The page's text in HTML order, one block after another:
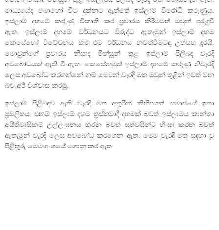
මාධ්‍යයේද බොහෝ විට දක්නට ඇත්තේ ඉස්ලාම් විරෝධී කරුණුය.
ඉස්ලාම් දහමේ කරුණු විකෘති කර ප්‍රචාරය කිරීමටත් ඔවුන් පුරුදුවී
ඇත. ඉස්ලාම් දහමේ වර්ධනයට විරුද්ධ ඇතැමුන් ඉස්ලාම් දහම
කෙසේහෝ විවේචනය කර එම වර්ධනය නවත්වීමටද උත්සහ දරයි.
මොවුන්ගේ ප්‍රචාරය නිසාද මින්සුන් තුළ ඉස්ලාම් පිලිබඳ වැරදි
අවබෝධයක් ඇති වී ඇත. කෙසේනමුත් ඉස්ලාම් දහමේ කරුණු නිවැරදි
ලෙස අවබෝධ කරගන්නේ නම් මෙවන් වැරදි මත ඔවුන් තුළින් ඉවත් වන
බව අපි විශ්වාස කරමු.
ඉස්ලාම් පිළිබඳව ඇති වැරදි මත අතුරින් කිහිපයක් සමාජයේ ඉතා
ප්‍රචලිතය. එනම් ඉස්ලාම් දහම ත්‍රස්තවාදී දහමක් බවත් ඉස්ලාමය කාන්තා
අයිතිවාසිකම් උල්ලංඝනය කරන බවත් සත්වයින්ට හිංසා කරන බවත්
ඇතැමුන් වැරදි ලෙස අවබෝධ කරගෙන ඇත. මෙම වැරදි මත සඳහා වූ
පිළිතුරු මෙම අංශයේ ගොනු කර ඇත.